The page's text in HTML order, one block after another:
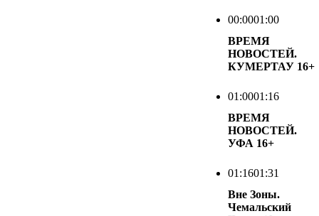
00:0001:00
ВРЕМЯ
НОВОСТЕЙ.
КУМЕРТАУ 16+
01:0001:16
ВРЕМЯ
НОВОСТЕЙ.
УФА 16+
01:1601:31
Вне Зоны.
Чемальский